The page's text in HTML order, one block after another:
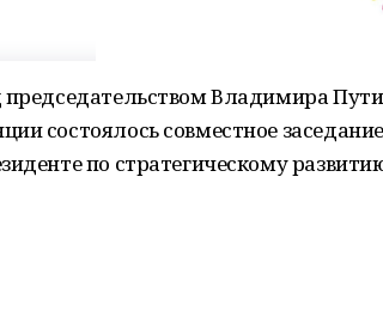
председательством Владимира
состоялось совместное
по стратегическому